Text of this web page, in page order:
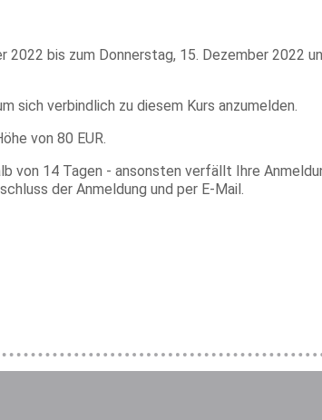
2022 bis zum Donnerstag, 15. Dezember 2022
sich verbindlich zu diesem Kurs anzumelden.
von 80 EUR.
von 14 Tagen - ansonsten verfällt Ihre
der Anmeldung und per E-Mail.